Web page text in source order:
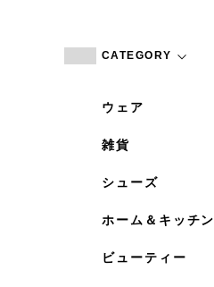
CATEGORY
ウェア
雑貨
シューズ
ホーム＆キッチン
ビューティー